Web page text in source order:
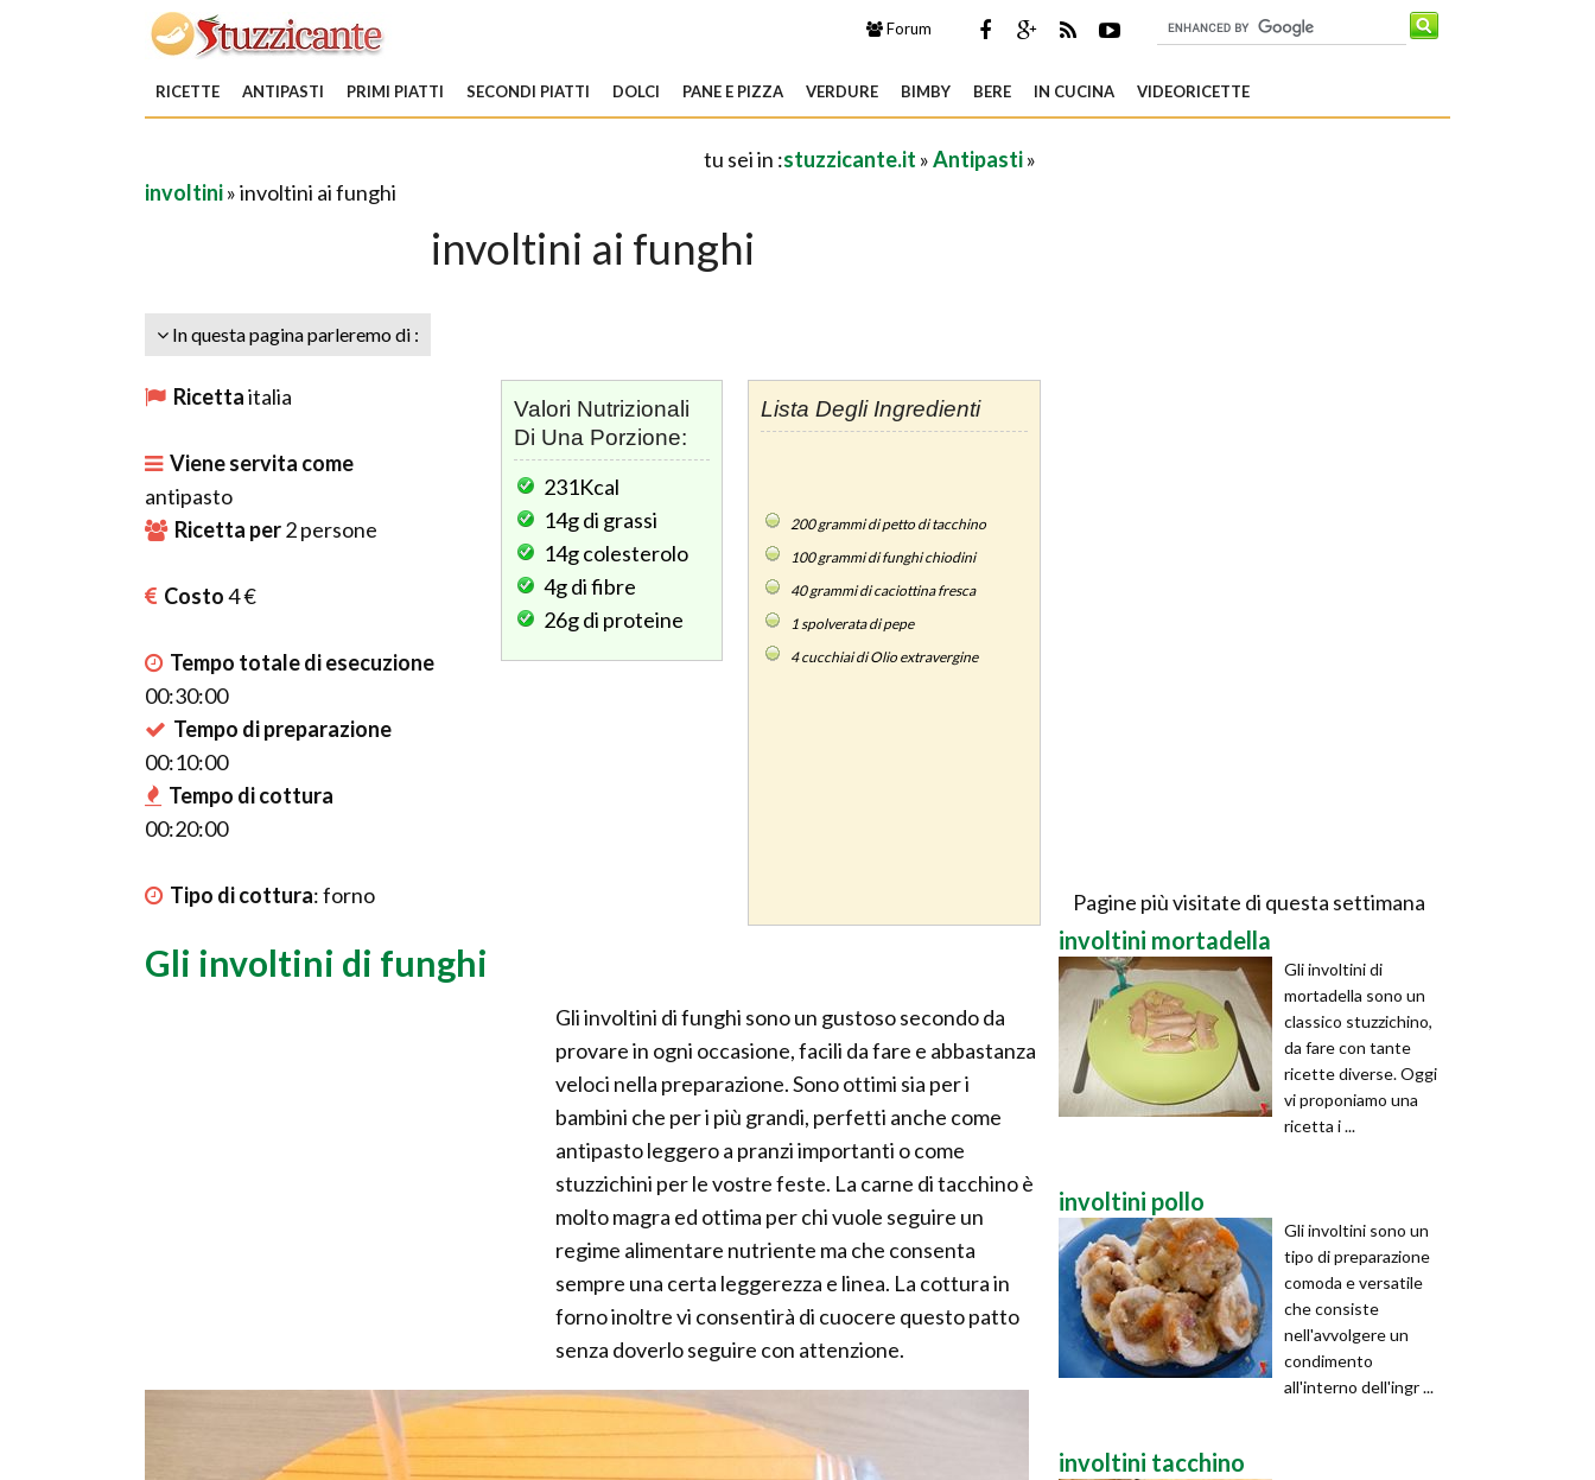
Forum
RICETTE ANTIPASTI PRIMI PIATTI SECONDI PIATTI DOLCI PANE E PIZZA VERDURE BIMBY BERE IN CUCINA VIDEORICETTE
tu sei in :stuzzicante.it »Antipasti»
involtini» involtini ai funghi
involtini ai funghi
In questa pagina parleremo di :
Ricettaitalia
Viene servita come
antipasto
Ricetta per2persone
Costo4 €
Tempo totale di esecuzione
00:30:00
Tempo di preparazione
00:10:00
Tempo di cottura
00:20:00
Tipo di cottura:forno
Lista Degli Ingredienti
200grammi di petto di tacchino
100grammi di funghi chiodini
40grammi di caciottina fresca
1spolverata di pepe
4cucchiai di Olio extravergine
Valori Nutrizionali
Di Una Porzione:
231Kcal
14gdi grassi
14gcolesterolo
4gdi fibre
26gdi proteine
Gli involtini di funghi
Gli involtini di funghi sono un gustoso secondo da
provare in ogni occasione, facili da fare e abbastanza
veloci nella preparazione. Sono ottimi sia per i
bambini che per i più grandi, perfetti anche come
antipasto leggero a pranzi importanti o come
stuzzichini per le vostre feste. La carne di tacchino è
molto magra ed ottima per chi vuole seguire un
regime alimentare nutriente ma che consenta
sempre una certa leggerezza e linea. La cottura in
forno inoltre vi consentirà di cuocere questo patto
senza doverlo seguire con attenzione.
Pagine più visitate di questa settimana
involtini mortadella
Gli involtini di
mortadella sono un
classico stuzzichino,
da fare con tante
ricette diverse. Oggi
vi proponiamo una
ricetta i ...
involtini pollo
Gli involtini sono un
tipo di preparazione
comoda e versatile
che consiste
nell'avvolgere un
condimento
all'interno dell'ingr ...
involtini tacchino